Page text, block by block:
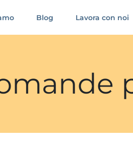
Blog Lavora con noi